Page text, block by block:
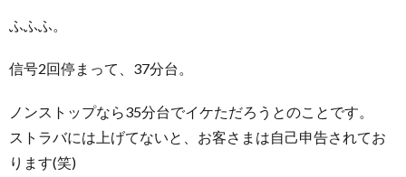
ふふふ。
信号2回停まって、37分台。
ノンストップなら35分台でイケただろうとのことです。
ストラバには上げてないと、お客さまは自己申告されてお
ります(笑)